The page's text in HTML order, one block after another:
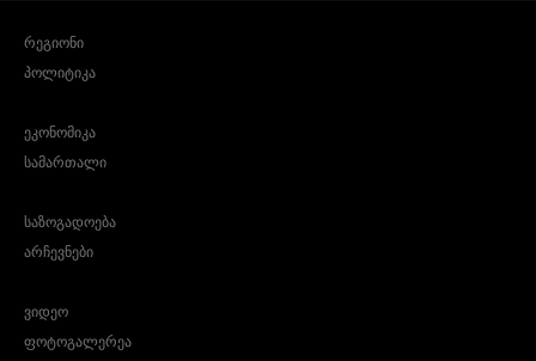
რეგიონი
პოლიტიკა
ეკონომიკა
სამართალი
საზოგადოება
არჩევნები
ვიდეო
ფოტოგალერეა